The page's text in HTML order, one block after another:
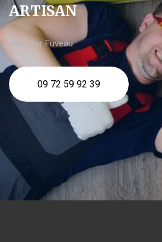
ARTISAN
plombier Fuveau
09 72 59 92 39